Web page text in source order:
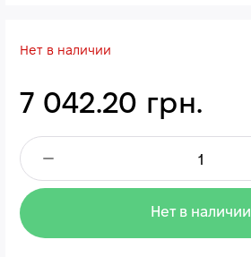
Нет в наличии
7 042.20 грн.
Нет в наличии